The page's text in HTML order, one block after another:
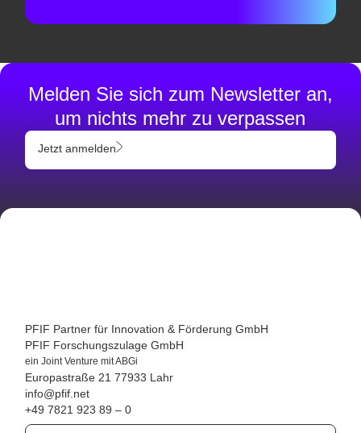
Melden Sie sich zum Newsletter an,
um nichts mehr zu verpassen
Jetzt anmelden
PFIF Partner für Innovation & Förderung GmbH
PFIF Forschungszulage GmbH
ein Joint Venture mit ABGi
Europastraße 2177933 Lahr
info@pfif.net
+49 7821 923 89 – 0